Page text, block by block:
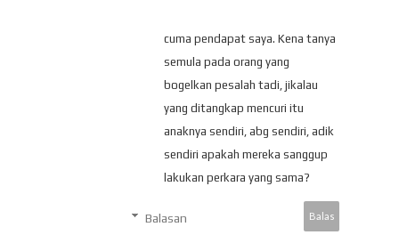
cuma pendapat saya. Kena tanya
semula pada orang yang
bogelkan pesalah tadi, jikalau
yang ditangkap mencuri itu
anaknya sendiri, abg sendiri, adik
sendiri apakah mereka sanggup
lakukan perkara yang sama?
Balas
Balasan